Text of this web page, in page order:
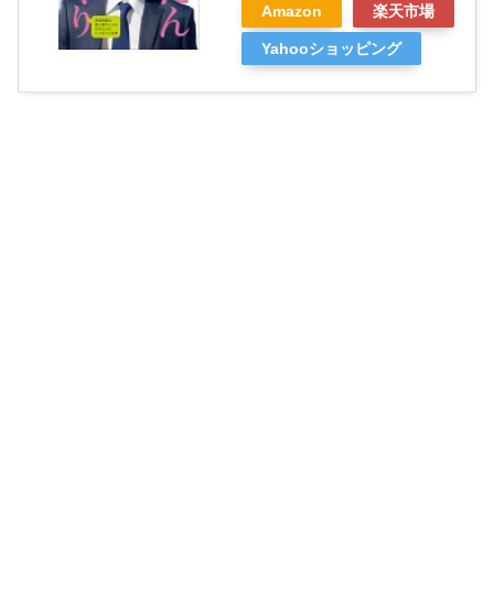
Amazon 楽天市場
Yahooショッピング